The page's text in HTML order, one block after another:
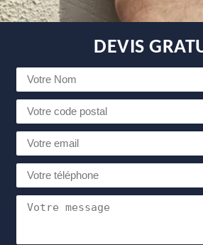
DEVIS